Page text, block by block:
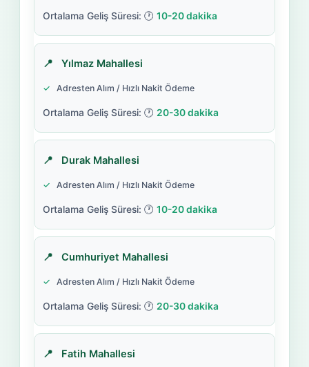
10-20 dakika
Yılmaz Mahallesi
Adresten Alım / Hızlı Nakit Ödeme
20-30 dakika
Durak Mahallesi
Adresten Alım / Hızlı Nakit Ödeme
10-20 dakika
Cumhuriyet Mahallesi
Adresten Alım / Hızlı Nakit Ödeme
20-30 dakika
Fatih Mahallesi